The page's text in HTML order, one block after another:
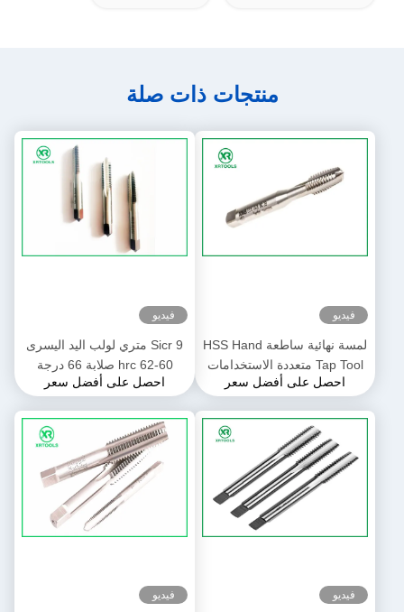
منتجات ذات صلة
فيديو
لمسة نهائية ساطعة HSS Hand
Tap Tool متعددة الاستخدامات
بزاوية 66 درجة ISO529 قياسياحصل على أفضل سعر
فيديو
9 Sicr متري لولب اليد اليسرى
60-62 hrc صلابة 66 درجة
زاوية الخيط
احصل على أفضل سعر
فيديو فيديو